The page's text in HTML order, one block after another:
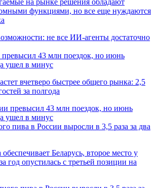
на рынке решения обладают
функциями, но все еще нуждаются
превысил 43 млн поездок, но июнь
ушел в минус
вчетверо быстрее общего рынка: 2,5
за полгода
пива в России выросли в 3,5 раза за два
Беларусь, второе место у
год опустилась с третьей позиции на